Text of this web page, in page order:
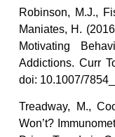
Robinson, M.J.,
Maniates, H.
Motivating
Addictions. Curr
doi: 10.1007/
Treadway, M.,
Won’t?